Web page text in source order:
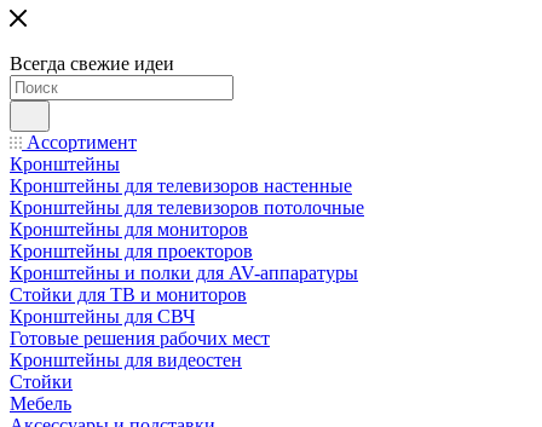
Всегда свежие идеи
Ассортимент
Кронштейны
Кронштейны для телевизоров настенные
Кронштейны для телевизоров потолочные
Кронштейны для мониторов
Кронштейны для проекторов
Кронштейны и полки для AV-аппаратуры
Стойки для ТВ и мониторов
Кронштейны для СВЧ
Готовые решения рабочих мест
Кронштейны для видеостен
Стойки
Мебель